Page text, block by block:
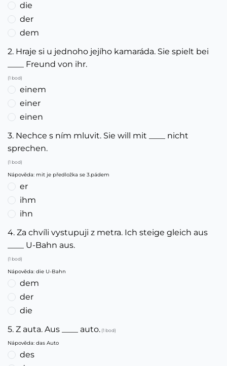
die
der
dem
2. Hraje si u jednoho jejího kamaráda. Sie spielt bei
____ Freund von ihr.
(1 bod)
einem
einer
einen
3. Nechce s ním mluvit. Sie will mit ____ nicht
sprechen.
(1 bod)
Nápověda: mit je předložka se 3.pádem
er
ihm
ihn
4. Za chvíli vystupuji z metra. Ich steige gleich aus
____ U-Bahn aus.
(1 bod)
Nápověda: die U-Bahn
dem
der
die
5. Z auta. Aus ____ auto. (1 bod)
Nápověda: das Auto
des